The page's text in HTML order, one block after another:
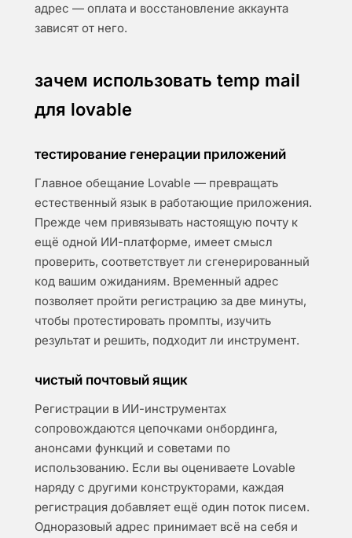
адрес — оплата и восстановление аккаунта
зависят от него.
зачем использовать temp mail
для lovable
тестирование генерации приложений
Главное обещание Lovable — превращать
естественный язык в работающие приложения.
Прежде чем привязывать настоящую почту к
ещё одной ИИ-платформе, имеет смысл
проверить, соответствует ли сгенерированный
код вашим ожиданиям. Временный адрес
позволяет пройти регистрацию за две минуты,
чтобы протестировать промпты, изучить
результат и решить, подходит ли инструмент.
чистый почтовый ящик
Регистрации в ИИ-инструментах
сопровождаются цепочками онбординга,
анонсами функций и советами по
использованию. Если вы оцениваете Lovable
наряду с другими конструкторами, каждая
регистрация добавляет ещё один поток писем.
Одноразовый адрес принимает всё на себя и